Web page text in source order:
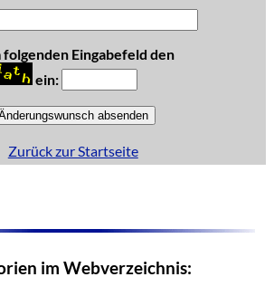
folgenden Eingabefeld den
ein:
Zurück zur Startseite
im Webverzeichnis: